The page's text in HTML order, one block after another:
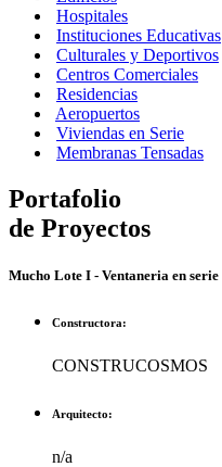
Hospitales
Instituciones Educativas
Culturales y Deportivos
Centros Comerciales
Residencias
Aeropuertos
Viviendas en Serie
Membranas Tensadas
Portafolio
de Proyectos
Mucho Lote I - Ventaneria en serie
Constructora:
CONSTRUCOSMOS
Arquitecto:
n/a